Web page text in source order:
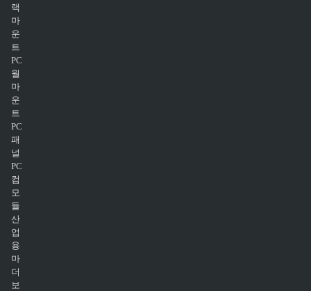
랙
마
운
트
PC
월
마
운
트
PC
패
널
PC
컴
모
듈
산
업
용
마
더
보